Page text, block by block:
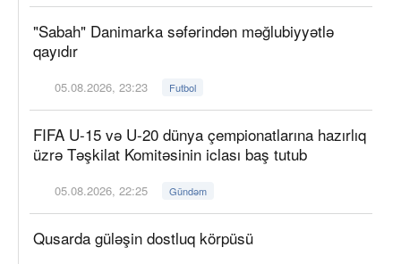
"Sabah" Danimarka səfərindən məğlubiyyətlə
qayıdır
05.08.2026, 23:23 Futbol
FIFA U-15 və U-20 dünya çempionatlarına hazırlıq
üzrə Təşkilat Komitəsinin iclası baş tutub
05.08.2026, 22:25 Gündəm
Qusarda güləşin dostluq körpüsü